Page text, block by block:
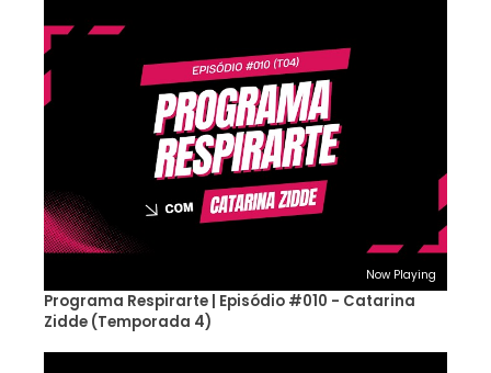
Now Playing
Programa Respirarte | Episódio #010 - Catarina
Zidde (Temporada 4)